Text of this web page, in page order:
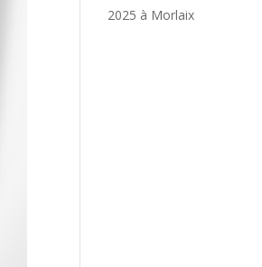
2025 à Morlaix